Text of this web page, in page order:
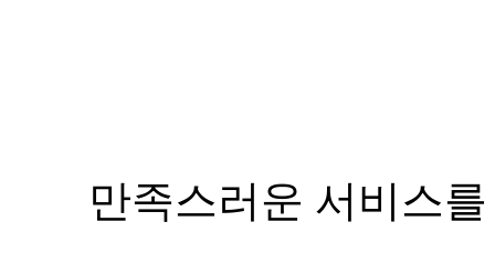
만족스러운 서비스